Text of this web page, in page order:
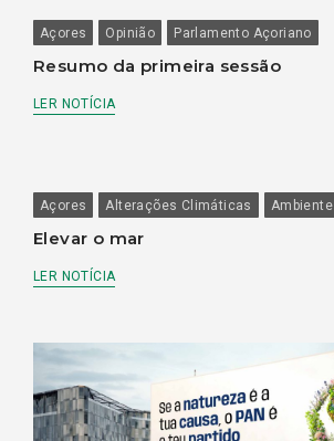
Açores Opinião Parlamento Açoriano
Resumo da primeira sessão
LER NOTÍCIA
Açores Alterações Climáticas Ambiente
Elevar o mar
LER NOTÍCIA